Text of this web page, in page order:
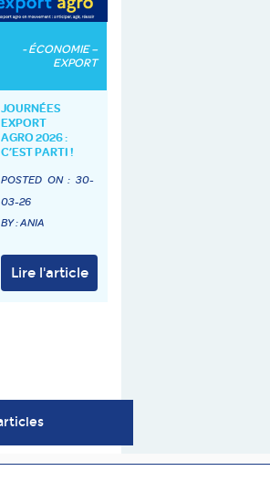
- ÉCONOMIE –
EXPORT
JOURNÉES
EXPORT
AGRO 2026 :
C’EST PARTI !
POSTED ON : 30-
03-26
BY : ANIA
Lire l'article